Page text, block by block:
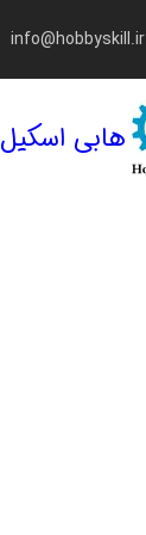
info@hobbyskill.ir
هابی اسکیل